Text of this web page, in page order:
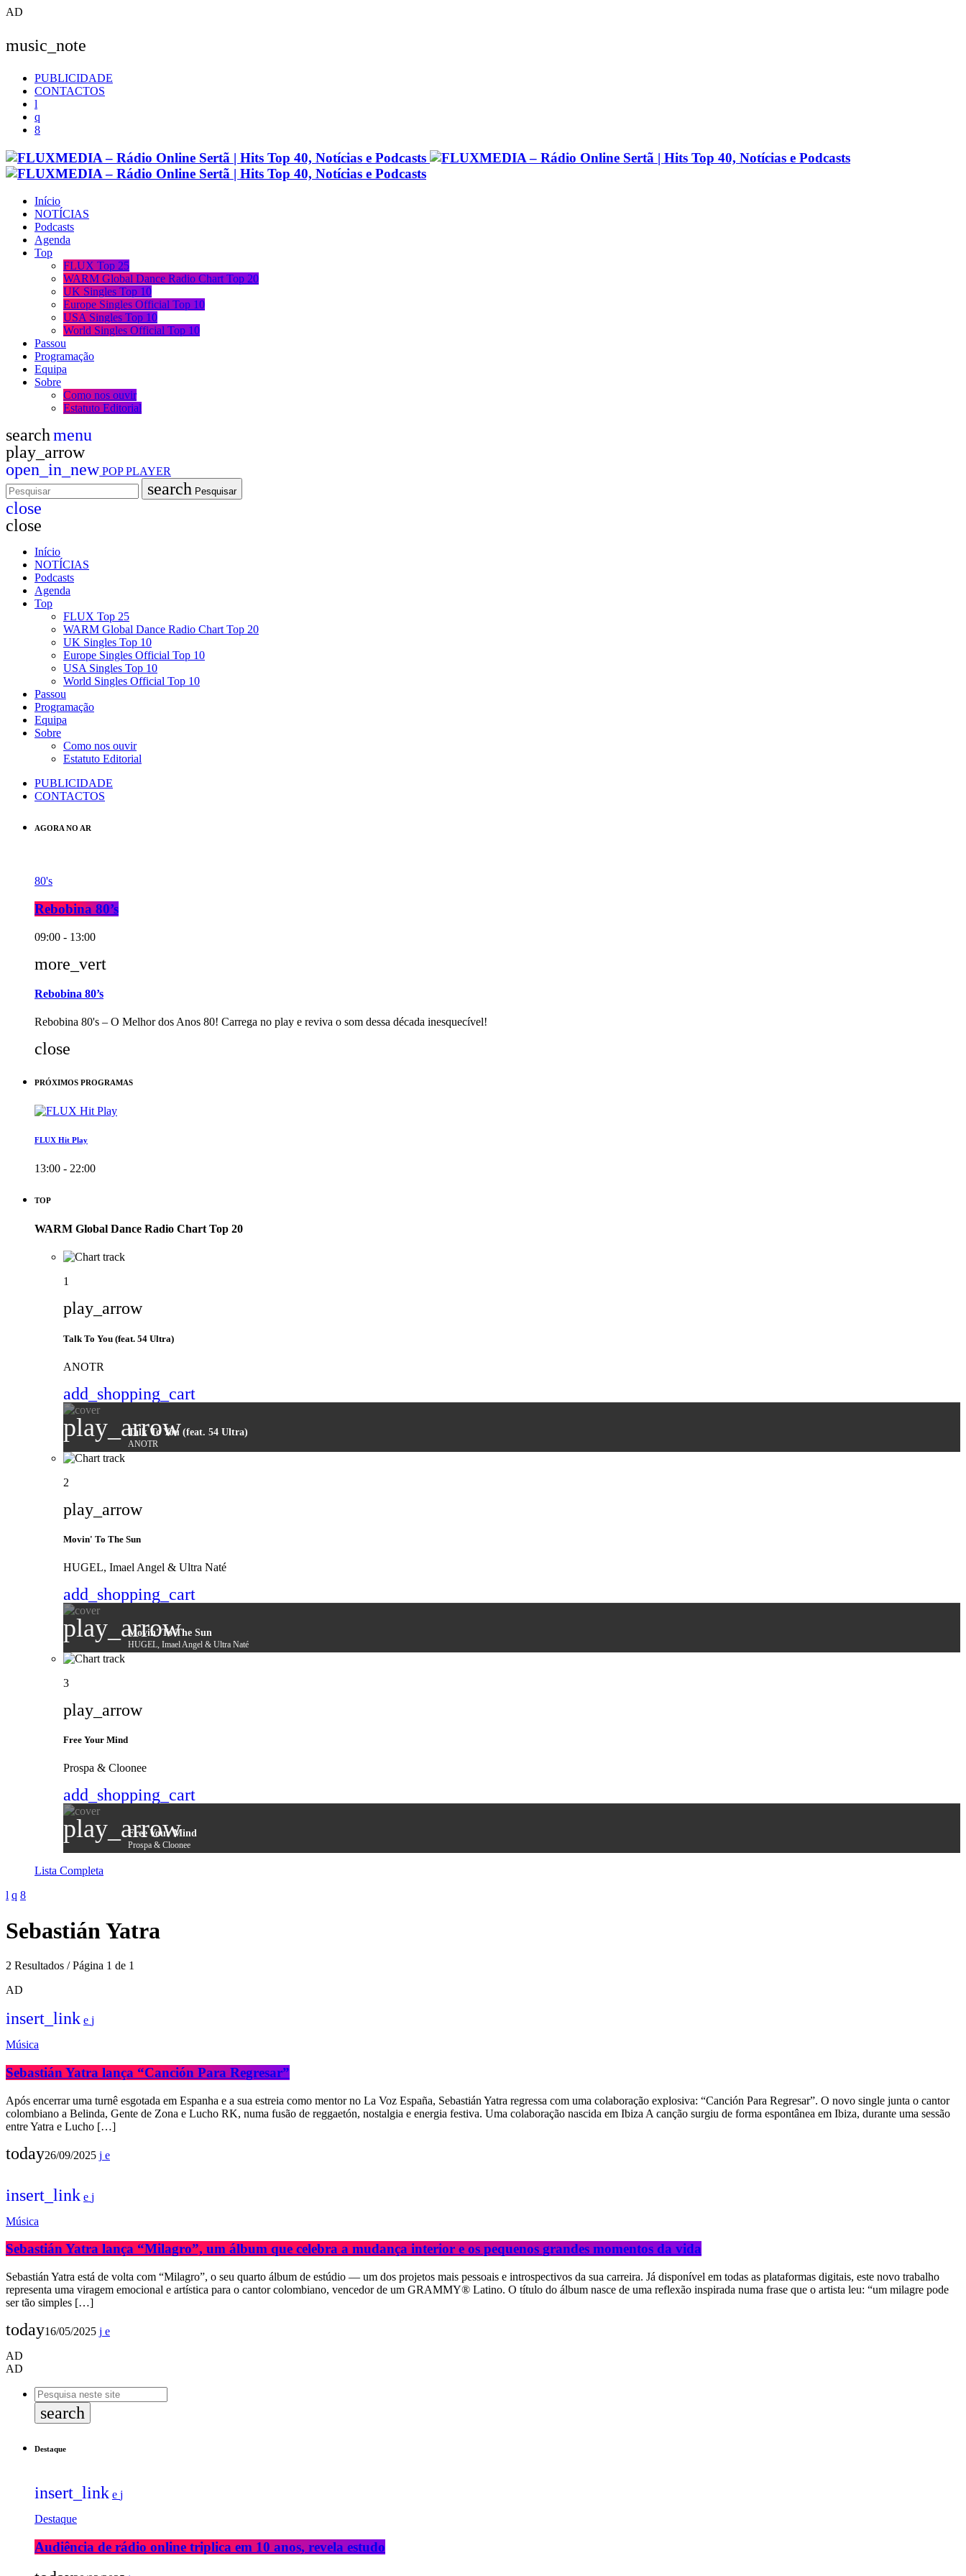
AD
music_note
PUBLICIDADE
CONTACTOS
Início
NOTÍCIAS
Podcasts
Agenda
Top
FLUX Top 25
WARM Global Dance Radio Chart Top 20
UK Singles Top 10
Europe Singles Official Top 10
USA Singles Top 10
World Singles Official Top 10
Passou
Programação
Equipa
Sobre
Como nos ouvir
Estatuto Editorial
searchmenu
play_arrow
open_in_newPOP PLAYER
search Pesquisar
close
close
Início
NOTÍCIAS
Podcasts
Agenda
Top
FLUX Top 25
WARM Global Dance Radio Chart Top 20
UK Singles Top 10
Europe Singles Official Top 10
USA Singles Top 10
World Singles Official Top 10
Passou
Programação
Equipa
Sobre
Como nos ouvir
Estatuto Editorial
PUBLICIDADE
CONTACTOS
AGORA NO AR
80's
Rebobina 80’s
09:00 - 13:00
more_vert
Rebobina 80’s
Rebobina 80's – O Melhor dos Anos 80! Carrega no play e reviva o som dessa década inesquecível!
close
PRÓXIMOS PROGRAMAS
FLUX Hit Play
13:00 - 22:00
TOP
WARM Global Dance Radio Chart Top 20
1
play_arrow
Talk To You (feat. 54 Ultra)
ANOTR
add_shopping_cart
play_arrowTalk To You (feat. 54 Ultra)
ANOTR
2
play_arrow
Movin' To The Sun
HUGEL, Imael Angel & Ultra Naté
add_shopping_cart
play_arrow
Movin' To The Sun
HUGEL, Imael Angel & Ultra Naté
3
play_arrow
Free Your Mind
Prospa & Cloonee
add_shopping_cart
play_arrow
Free Your Mind
Prospa & Cloonee
Lista Completa
Sebastián Yatra
2 Resultados / Página 1 de 1
AD
insert_link
Música
Sebastián Yatra lança “Canción Para Regresar”
Após encerrar uma turnê esgotada em Espanha e a sua estreia como mentor no La Voz España, Sebastián Yatra regressa com uma colaboração explosiva: “Canción Para Regresar”. O novo single junta o cantor
colombiano a Belinda, Gente de Zona e Lucho RK, numa fusão de reggaetón, nostalgia e energia festiva. Uma colaboração nascida em Ibiza A canção surgiu de forma espontânea em Ibiza, durante uma sessão
entre Yatra e Lucho […]
today26/09/2025
insert_link
Música
Sebastián Yatra lança “Milagro”, um álbum que celebra a mudança interior e os pequenos grandes momentos da vida
Sebastián Yatra está de volta com “Milagro”, o seu quarto álbum de estúdio — um dos projetos mais pessoais e introspectivos da sua carreira. Já disponível em todas as plataformas digitais, este novo trabalho
representa uma viragem emocional e artística para o cantor colombiano, vencedor de um GRAMMY® Latino. O título do álbum nasce de uma reflexão inspirada numa frase que o artista leu: “um milagre pode
ser tão simples […]
today16/05/2025
AD
AD
search
Destaque
insert_link
Destaque
Audiência de rádio online triplica em 10 anos, revela estudo